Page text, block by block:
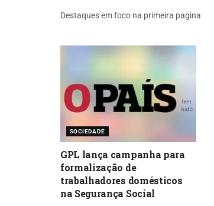
Destaques em foco na primeira pagina
SOCIEDADE
GPL lança campanha para
formalização de
trabalhadores domésticos
na Segurança Social